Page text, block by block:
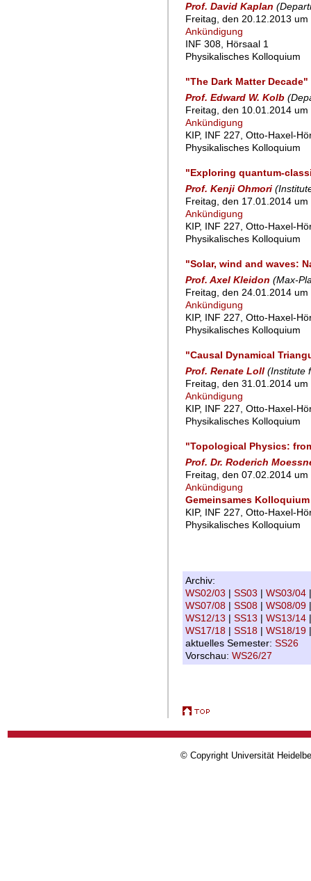
Prof. David Kaplan
Freitag, den 20.12.2013
Ankündigung
INF 308, Hörsaal 1
Physikalisches Kolloquium
"The Dark Matter Decade"
Prof. Edward W. Kolb
Freitag, den 10.01.2014
Ankündigung
KIP, INF 227, Otto-Haxel-
Physikalisches Kolloquium
"Exploring quantum-
Prof. Kenji Ohmori
Freitag, den 17.01.2014
Ankündigung
KIP, INF 227, Otto-Haxel-
Physikalisches Kolloquium
"Solar, wind and waves:
Prof. Axel Kleidon (Max-
Freitag, den 24.01.2014
Ankündigung
KIP, INF 227, Otto-Haxel-
Physikalisches Kolloquium
"Causal Dynamical
Prof. Renate Loll (Institute
Freitag, den 31.01.2014
Ankündigung
KIP, INF 227, Otto-Haxel-
Physikalisches Kolloquium
"Topological Physics:
Prof. Dr. Roderich
Freitag, den 07.02.2014
Ankündigung
Gemeinsames
KIP, INF 227, Otto-Haxel-
Physikalisches Kolloquium
Archiv:
WS02/03 | SS03 | WS03/04
WS07/08 | SS08 | WS08/09
WS12/13 | SS13 | WS13/14
WS17/18 | SS18 | WS18/19
aktuelles Semester: SS26
Vorschau: WS26/27
© Copyright Universität